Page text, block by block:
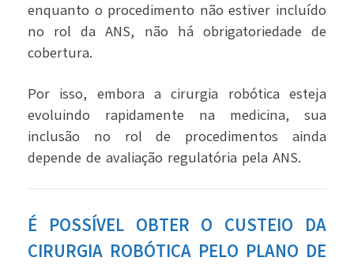
enquanto o procedimento não estiver incluído
no rol da ANS, não há obrigatoriedade de
cobertura.
Por isso, embora a cirurgia robótica esteja
evoluindo rapidamente na medicina, sua
inclusão no rol de procedimentos ainda
depende de avaliação regulatória pela ANS.
É POSSÍVEL OBTER O CUSTEIO DA
CIRURGIA ROBÓTICA PELO PLANO DE